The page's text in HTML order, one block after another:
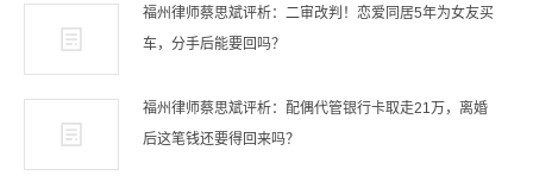
福州律师蔡思斌评析：二审改判！恋爱同居5年为女友买
车，分手后能要回吗？
福州律师蔡思斌评析：配偶代管银行卡取走21万，离婚
后这笔钱还要得回来吗？